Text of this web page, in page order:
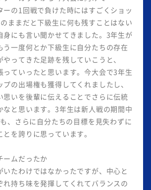
ーの1回戦で負けた時にはすごくショッ
ままだと下級生に何も残すことはない
身にも言い聞かせてきました。3年生が
う一度何とか下級生に自分たちの存在
ってきた足跡を残していこうと、
っていったと思います。今大会で3年生
の出場権も獲得してくれましたし、
思いを後輩に伝えることでさらに伝統
なと思います。3年生は新人戦の期間中
、さらに自分たちの目標を見失わずに
を誇りに思っています。
ムだったか
いたわけではなかったですが、中心と
れ持ち味を発揮してくれてバランスの